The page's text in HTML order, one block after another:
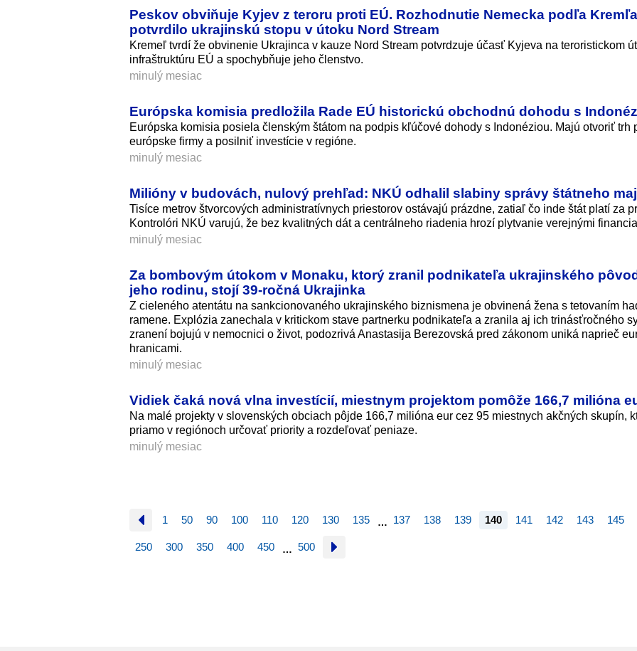
Peskov obviňuje Kyjev z teroru proti EÚ. Rozhodnutie Nemecka podľa Kremľa
potvrdilo ukrajinskú stopu v útoku Nord Stream
Kremeľ tvrdí že obvinenie Ukrajinca v kauze Nord Stream potvrdzuje účasť Kyjeva na teroristickom
infraštruktúru EÚ a spochybňuje jeho členstvo.
minulý mesiac
Európska komisia predložila Rade EÚ historickú obchodnú dohodu s
Európska komisia posiela členským štátom na podpis kľúčové dohody s Indonéziou. Majú otvoriť trh
európske firmy a posilniť investície v regióne.
minulý mesiac
Milióny v budovách, nulový prehľad: NKÚ odhalil slabiny správy štátneho
Tisíce metrov štvorcových administratívnych priestorov ostávajú prázdne, zatiaľ čo inde štát platí za
Kontrolóri NKÚ varujú, že bez kvalitných dát a centrálneho riadenia hrozí plytvanie verejnými
minulý mesiac
Za bombovým útokom v Monaku, ktorý zranil podnikateľa ukrajinského
jeho rodinu, stojí 39-ročná Ukrajinka
Z cieleného atentátu na sankcionovaného ukrajinského biznismena je obvinená žena s tetovaním
ramene. Explózia zanechala v kritickom stave partnerku podnikateľa a zranila aj ich trinásťročného
zranení bojujú v nemocnici o život, podozrivá Anastasija Berezovská pred zákonom uniká naprieč
hranicami.
minulý mesiac
Vidiek čaká nová vlna investícií, miestnym projektom pomôže 166,7 milióna
Na malé projekty v slovenských obciach pôjde 166,7 milióna eur cez 95 miestnych akčných skupín,
priamo v regiónoch určovať priority a rozdeľovať peniaze.
minulý mesiac
1 50 90 100 110 120 130 135 … 137 138 139 140 141 142 143 145
250 300 350 400 450 … 500